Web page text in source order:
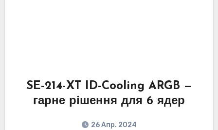
SE-214-XT ID-Cooling ARGB —
гарне рішення для 6 ядер
26 Апр. 2024